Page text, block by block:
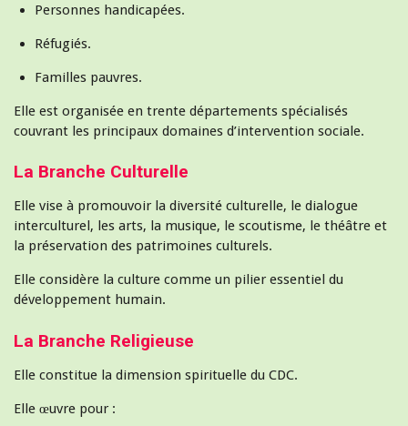
Personnes handicapées.
Réfugiés.
Familles pauvres.
Elle est organisée en trente départements spécialisés
couvrant les principaux domaines d’intervention sociale.
La Branche Culturelle
Elle vise à promouvoir la diversité culturelle, le dialogue
interculturel, les arts, la musique, le scoutisme, le théâtre et
la préservation des patrimoines culturels.
Elle considère la culture comme un pilier essentiel du
développement humain.
La Branche Religieuse
Elle constitue la dimension spirituelle du CDC.
Elle œuvre pour :